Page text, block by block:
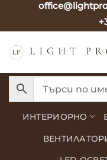
ИНТЕРИОРНО